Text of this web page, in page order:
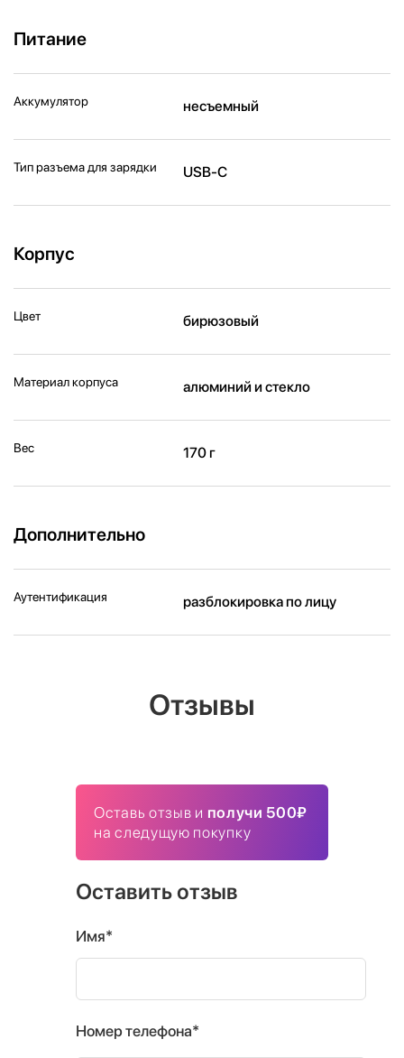
Питание
Аккумулятор несъемный
Тип разъема для зарядки USB-C
Корпус
Цвет бирюзовый
Материал корпуса алюминий и стекло
Вес 170 г
Дополнительно
Аутентификация разблокировка по лицу
Отзывы
Оставь отзыв и получи 500₽
на следущую покупку
Оставить отзыв
Имя*
Номер телефона*